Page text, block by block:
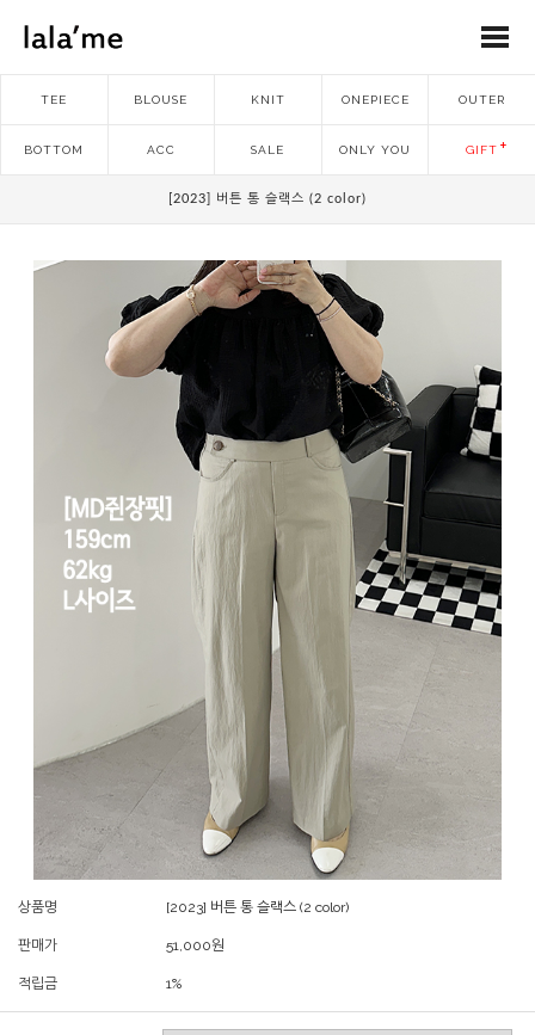
TEE BLOUSE KNIT ONEPIECE OUTER
BOTTOM ACC SALE ONLY YOU GIFT
[2023] 버튼 통 슬랙스 (2 color)
상품명 [2023] 버튼 통 슬랙스 (2 color)
판매가 51,000원
적립금 1%